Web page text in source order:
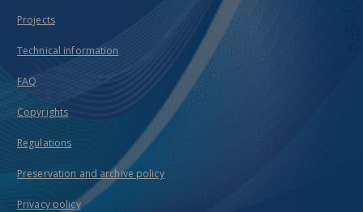
Projects
Technical information
FAQ
Copyrights
Regulations
Preservation and archive policy
Privacy policy